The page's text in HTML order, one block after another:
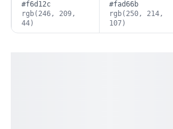
#f6d12c
rgb(246, 209,
44)
#fad66b
rgb(250, 214,
107)